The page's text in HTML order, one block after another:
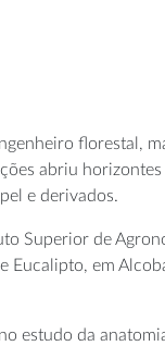
florestal,
abriu
e derivados.
Superior de
Eucalipto, em
estudo da